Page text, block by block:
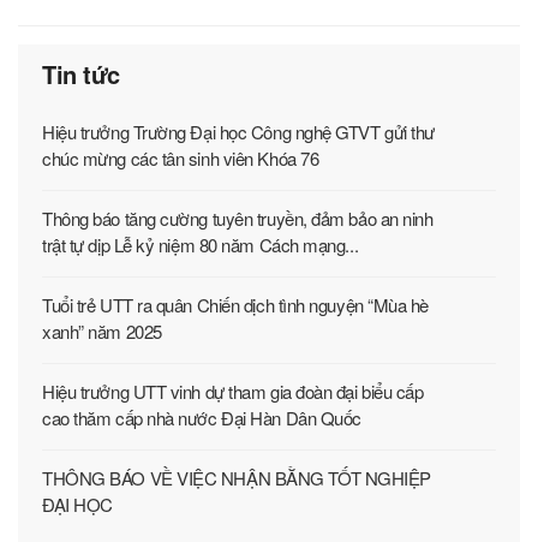
Tin tức
Hiệu trưởng Trường Đại học Công nghệ GTVT gửi thư
chúc mừng các tân sinh viên Khóa 76
Thông báo tăng cường tuyên truyền, đảm bảo an ninh
trật tự dịp Lễ kỷ niệm 80 năm Cách mạng...
Tuổi trẻ UTT ra quân Chiến dịch tình nguyện “Mùa hè
xanh” năm 2025
Hiệu trưởng UTT vinh dự tham gia đoàn đại biểu cấp
cao thăm cấp nhà nước Đại Hàn Dân Quốc
THÔNG BÁO VỀ VIỆC NHẬN BẰNG TỐT NGHIỆP
ĐẠI HỌC